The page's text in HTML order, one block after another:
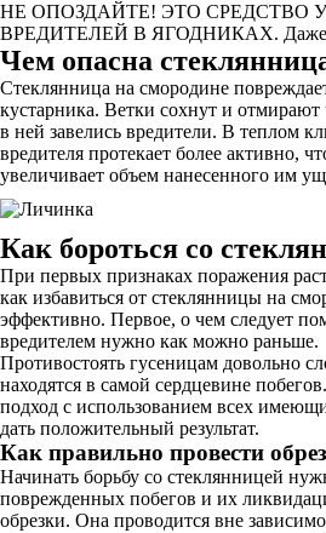
НЕ ОПОЗДАЙТЕ! ЭТО СРЕДСТВО
ВРЕДИТЕЛЕЙ В ЯГОДНИКАХ. Даже
Чем опасна
Стеклянница на смородине
кустарника. Ветки сохнут и отмирают
в ней завелись вредители. В теплом
вредителя протекает более активно,
увеличивает объем нанесенного им
Как бороться со
При первых признаках поражения
как избавиться от стеклянницы на
эффективно. Первое, о чем следует
вредителем нужно как можно раньше.
Противостоять гусеницам довольно
находятся в самой сердцевине
подход с использованием всех
дать положительный результат.
Как правильно провести
Начинать борьбу со стеклянницей
поврежденных побегов и их
обрезки. Она проводится вне